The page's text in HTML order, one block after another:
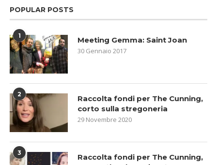
POPULAR POSTS
1 Meeting Gemma: Saint Joan
30 Gennaio 2017
2
Raccolta fondi per The Cunning,
corto sulla stregoneria
29 Novembre 2020
3
Raccolta fondi per The Cunning,